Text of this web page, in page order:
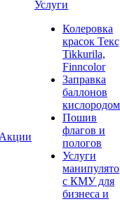
Акции
Услуги
Колеровка
красок
Tikkurila,
Finncolor
Заправка
баллонов
кислородом
Пошив
флагов и
пологов
Услуги
с КМУ для
бизнеса и